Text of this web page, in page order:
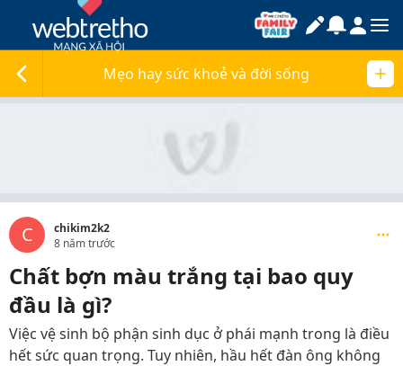
Mẹo hay sức khoẻ và đời sống
C
chikim2k2
8 năm trước
Chất bợn màu trắng tại bao quy
đầu là gì?
Việc vệ sinh bộ phận sinh dục ở phái mạnh trong là điều
hết sức quan trọng. Tuy nhiên, hầu hết đàn ông không